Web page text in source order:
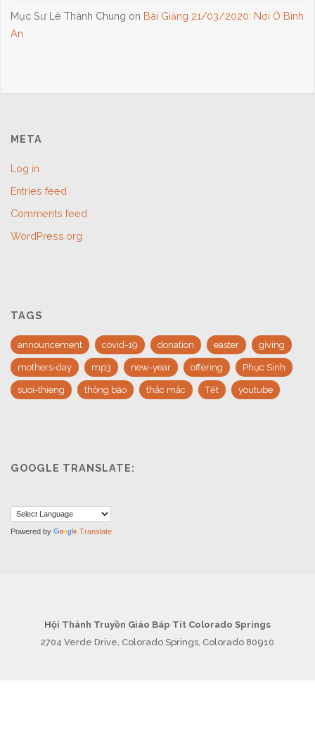
Mục Sư Lê Thành Chung on Bài Giảng 21/03/2020: Nơi Ở Bình
An
META
Log in
Entries feed
Comments feed
WordPress.org
TAGS
announcement covid-19 donation easter giving
mothers-day mp3 new-year offering Phục Sinh
suoi-thieng thông báo thắc mắc Tết youtube
GOOGLE TRANSLATE:
Powered by Translate
Hội Thánh Truyền Giáo Báp Tít Colorado Springs
2704 Verde Drive, Colorado Springs, Colorado 80910